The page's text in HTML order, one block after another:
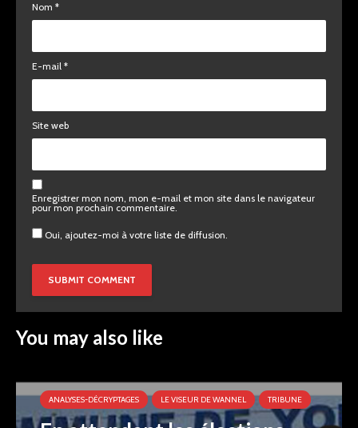
Nom *
E-mail *
Site web
Enregistrer mon nom, mon e-mail et mon site dans le navigateur
pour mon prochain commentaire.
Oui, ajoutez-moi à votre liste de diffusion.
You may also like
ANALYSES-DÉCRYPTAGES LE VISEUR DE WANNEL TRIBUNE